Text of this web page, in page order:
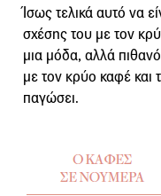
Ίσως τελικά αυτό να
σχέσης του με τον
μια μόδα, αλλά
με τον κρύο καφέ και
παγώσει.